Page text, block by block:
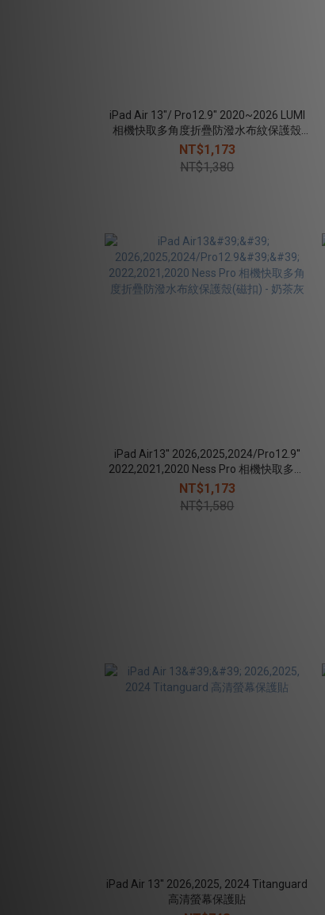
iPad Air 13"/ Pro12.9" 2020~2026 LUMI
相機快取多角度折疊防潑水布紋保護殼
（筆槽款）
NT$1,173
NT$1,380
iPad Air13'' 2026,2025,2024/Pro12.9''
2022,2021,2020 Ness Pro 相機快取多角
度折疊防潑水布紋保護殼(磁扣) - 奶茶灰
NT$1,173
NT$1,580
iPad Air 13'' 2026,2025, 2024 Titanguard
高清螢幕保護貼